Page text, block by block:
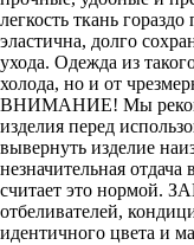
легкость ткань
эластична, долго
ухода. Одежда из
холода, но и от
ВНИМАНИЕ! Мы
изделия перед
вывернуть изделие
незначительная
считает это нормой.
отбеливателей,
идентичного цвета и